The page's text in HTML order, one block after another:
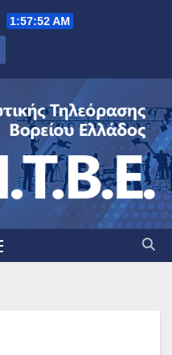
1:57:53 AM